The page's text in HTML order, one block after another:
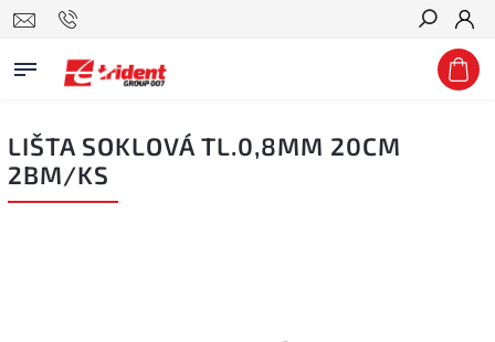
Hledat
LIŠTA SOKLOVÁ TL.0,8MM 20CM
2BM/KS